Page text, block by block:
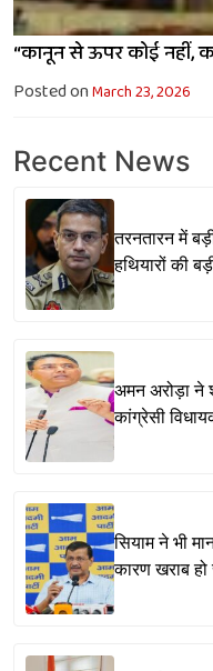
“कानून से ऊपर कोई नहीं,
Posted onMarch 23, 2026
Recent News
तरनतारन में
हथियारों की
अमन अरोड़ा ने
कांग्रेसी
सियाम ने भी
कारण खराब हो